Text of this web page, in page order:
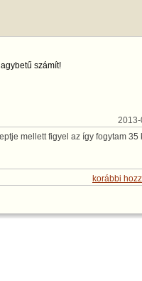
számít!
mellett figyel az így fogytam 35
korábbi